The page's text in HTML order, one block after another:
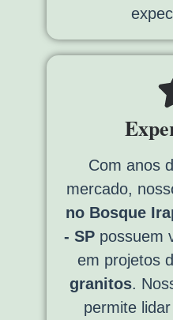
Com anos
mercado,
no Bosque
- SPpossuem
em projetos
granitos.
permite